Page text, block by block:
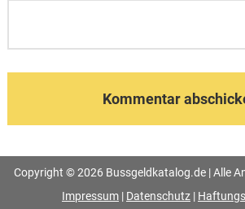
Copyright © 2026 Bussgeldkatalog.de | Alle
Impressum | Datenschutz |